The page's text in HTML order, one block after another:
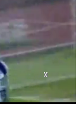
X
X
X
X
X
X
X
X
X
X
X
X
X
X
X
X
X
X
X
X
X
X